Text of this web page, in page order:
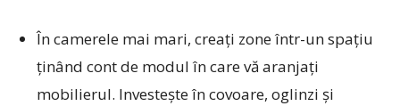
În camerele mai mari, creați zone într-un spațiu
ținând cont de modul în care vă aranjați
mobilierul. Investește în covoare, oglinzi și